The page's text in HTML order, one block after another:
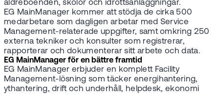
äldreboenden, skolor och idrottsanläggningar.
EG MainManager kommer att stödja de cirka 500
medarbetare som dagligen arbetar med Service
Management-relaterade uppgifter, samt omkring 250
externa tekniker och konsulter som registrerar,
rapporterar och dokumenterar sitt arbete och data.
EG MainManager för en bättre framtid
EG MainManager erbjuder en komplett Facility
Management-lösning som täcker energihantering,
ythantering, drift och underhåll, helpdesk, ekonomi